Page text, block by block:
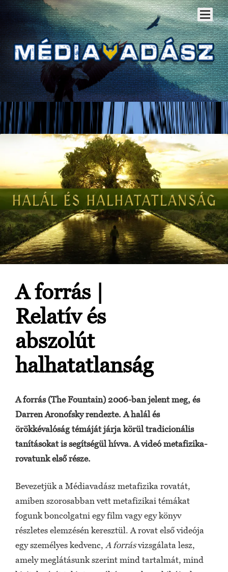
A forrás |
Relatív és
abszolút
halhatatlanság
A forrás (The Fountain) 2006-ban jelent meg, és
Darren Aronofsky rendezte. A halál és
örökkévalóság témáját járja körül tradicionális
tanításokat is segítségül hívva. A videó metafizika-
rovatunk első része.
Bevezetjük a Médiavadász metafizika rovatát,
amiben szorosabban vett metafizikai témákat
fogunk boncolgatni egy film vagy egy könyv
részletes elemzésén keresztül. A rovat első videója
egy személyes kedvenc,A forrásvizsgálata lesz,
amely meglátásunk szerint mind tartalmát, mind